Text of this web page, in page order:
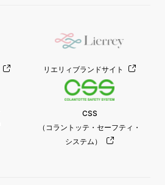
リエリィブランドサイト
CSS
（コラントッテ・セーフティ・
システム）